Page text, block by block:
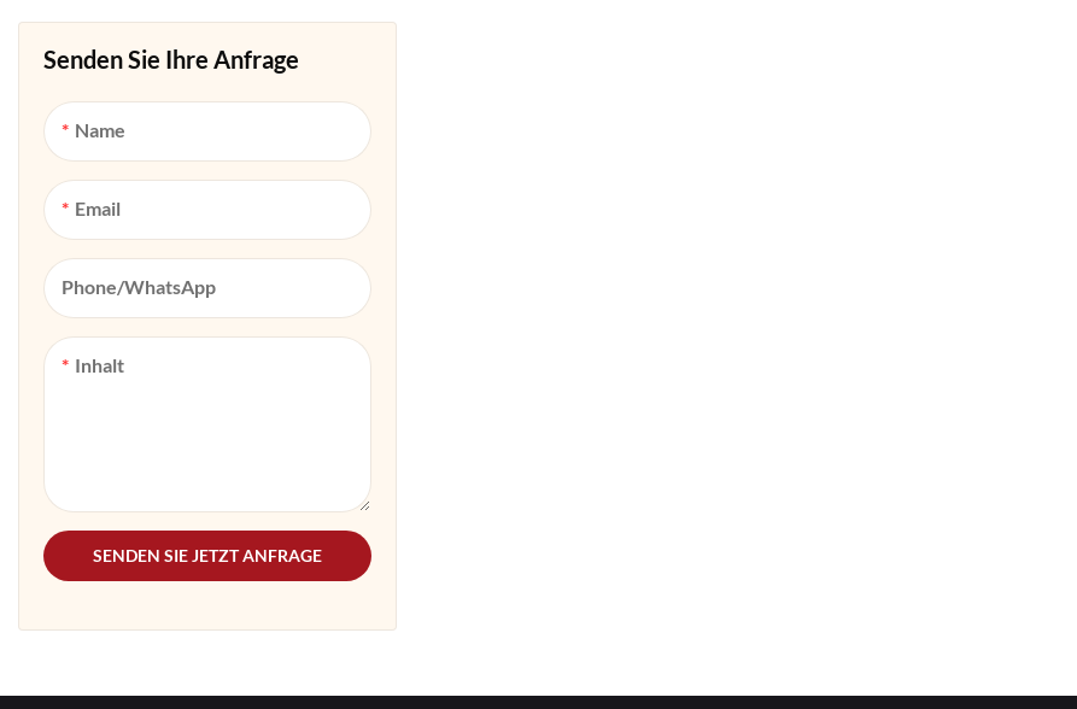
Senden Sie Ihre Anfrage
Name
Email
Phone/whatsApp
Inhalt
SENDEN SIE JETZT ANFRAGE